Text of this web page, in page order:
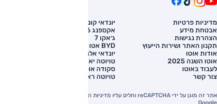
מדיניות פרטיות
אבטחת מידע
הצהרת נגישות
תקנון האתר ושירות הייעוץ
אודות אוטו
אוטו השנה 2025
לעבוד באוטו
צור קשר
יונדאי קונה
אקספנג G6
ג׳אקו 7
BYD אטו 3
יונדאי אלנטרה
טויוטה יאריס קרוס
סקודה אוקטביה
טויוטה ראב 4
אתר זה מוגן על ידי reCAPTCHA וחלים עליו מדיניות הפרטיות והתנאים וההגבלות של
Google